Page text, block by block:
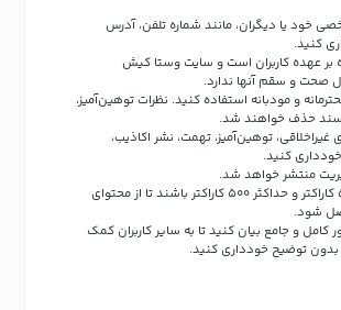
خود یا دیگران، مانند شماره تلفن، آدرس
کنید.
عهده کاربران است و سایت وستا کیش
صحت و سقم آنها ندارد.
و مودبانه استفاده کنید. نظرات توهین‌آمیز،
حذف خواهند شد.
توهین‌آمیز، تهمت، نشر اکاذیب،
کنید.
منتشر خواهد شد.
نظرات باید حداقل شامل 50 کاراکتر و حداکثر 500 کاراکتر باشند تا از محتوای
شود.
و جامع بیان کنید تا به سایر کاربران کمک
بدون توضیح خودداری کنید.